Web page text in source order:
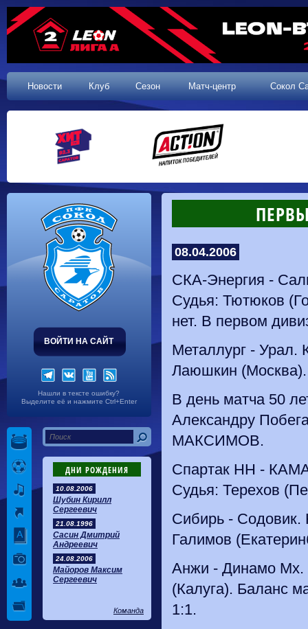
Новости Клуб Сезон Матч-центр Сокол
ВОЙТИ НА САЙТ
Нашли в тексте ошибку?
Выделите её и нажмите Ctrl+Enter
ДНИ РОЖДЕНИЯ
10.08.2006
Шубин Кирилл
Сергеевич
21.08.1996
Сасин Дмитрий
Андреевич
24.08.2006
Майоров Максим
Сергеевич
Команда
08.04.2006
СКА-Энергия -
Судья: Тютюков
нет. В первом
Металлург - Урал.
Лаюшкин (Москва).
В день матча 50
Александру
МАКСИМОВ.
Спартак НН -
Судья: Терехов
Сибирь - Содовик.
Галимов
Анжи - Динамо Мх.
(Калуга). Баланс
1:1.